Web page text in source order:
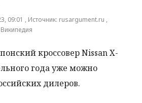
09:01 , Источник: rusargument.ru ,
кроссовер Nissan X-
года уже можно
дилеров.